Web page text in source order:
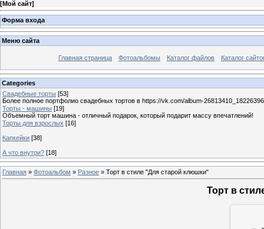
[Мой сайт]
Форма входа
Меню сайта
Главная страница Фотоальбомы Каталог файлов Каталог
Categories
Свадебные торты [53]
Более полное портфолио свадебных тортов в https://vk.com/album-
Торты - машины [19]
Объемный торт машина - отличный подарок, который подарит массу впечатлений!
Торты для взрослых [16]
Капкейки [38]
А что внутри? [18]
Главная » Фотоальбом » Разное » Торт в стиле "Для старой клюшки"
Торт в